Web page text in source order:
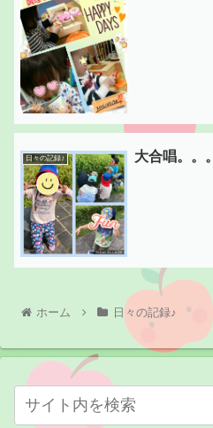
日々の記録♪ 大合唱。。。
ホーム 日々の記録♪